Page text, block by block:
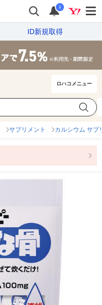
i
ID新規取得
ロハコメニュー
サプリメント カルシウム サプ